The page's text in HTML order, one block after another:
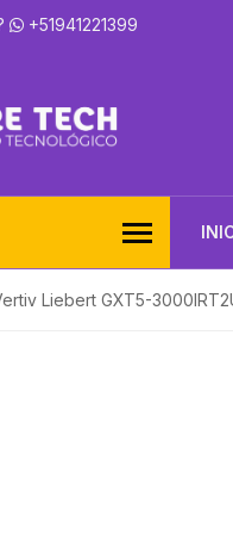
+51941221399
Liebert GXT5-